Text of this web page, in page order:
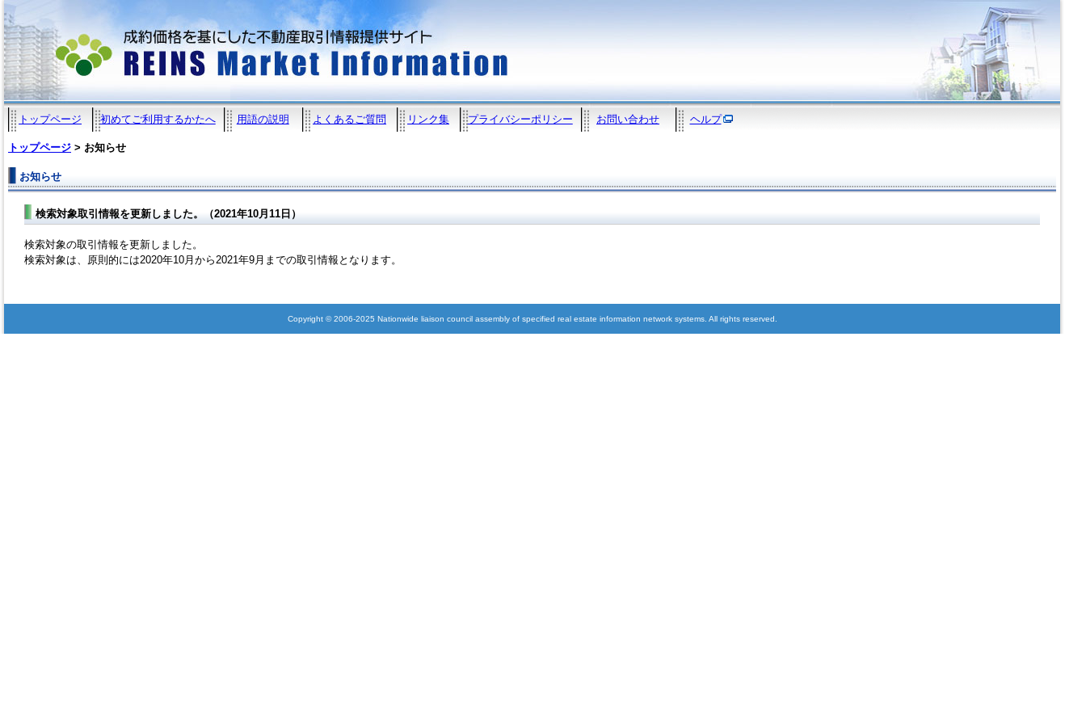
トップページ 初めてご利用するかたへ 用語の説明 よくあるご質問 リンク集 プライバシーポリシー お問い合わせ ヘルプ
トップページ > お知らせ
お知らせ
検索対象取引情報を更新しました。（2021年10月11日）
検索対象の取引情報を更新しました。
検索対象は、原則的には2020年10月から2021年9月までの取引情報となります。
Copyright © 2006-2025 Nationwide liaison council assembly of specified real estate information network systems. All rights reserved.